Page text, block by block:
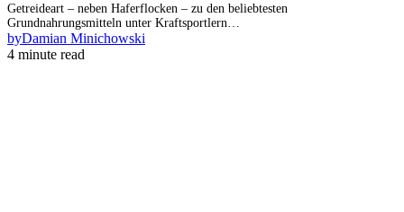
Getreideart – neben Haferflocken – zu den beliebtesten
Grundnahrungsmitteln unter Kraftsportlern…
byDamian Minichowski
4 minute read